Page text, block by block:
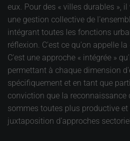
eux. Pour des « villes durables »,
une gestion collective de
intégrant toutes les fonctions
réflexion. C'est ce qu'on appelle la
C'est une approche « intégrée »
permettant à chaque dimension
spécifiquement et en tant que
conviction que la reconnaissance
sommes toutes plus productive
juxtaposition d’approches